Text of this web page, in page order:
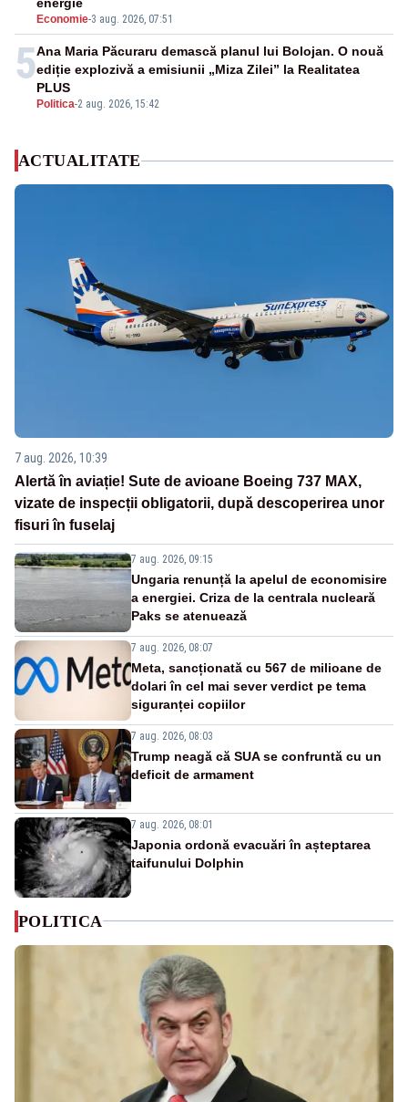
Economie-3 aug. 2026, 07:51
5
Politica-2 aug. 2026, 15:42
Ana Maria Păcuraru demască planul lui Bolojan. O nouă
ediție explozivă a emisiunii „Miza Zilei” la Realitatea
PLUS
ACTUALITATE
7 aug. 2026, 10:39
Alertă în aviație! Sute de avioane Boeing 737 MAX,
vizate de inspecții obligatorii, după descoperirea unor
fisuri în fuselaj
7 aug. 2026, 09:15
Ungaria renunță la apelul de economisire
a energiei. Criza de la centrala nucleară
Paks se atenuează
7 aug. 2026, 08:07
Meta, sancționată cu 567 de milioane de
dolari în cel mai sever verdict pe tema
siguranței copiilor
7 aug. 2026, 08:03
Trump neagă că SUA se confruntă cu un
deficit de armament
7 aug. 2026, 08:01
Japonia ordonă evacuări în așteptarea
taifunului Dolphin
POLITICA